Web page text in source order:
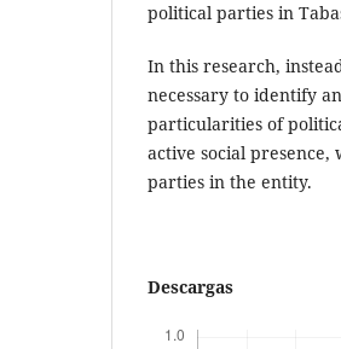
political parties in
In this research,
necessary to identify
particularities of
active social
parties in the entity.
Descargas